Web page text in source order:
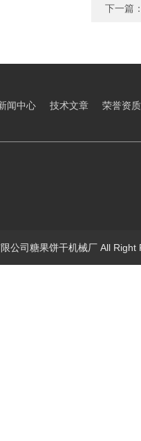
下一篇
闻中心 技术文章 荣誉资质
公司糖果饼干机械厂 All